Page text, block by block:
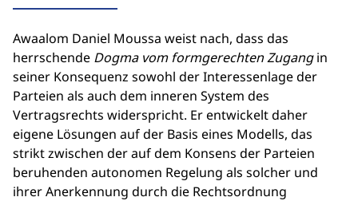
Awaalom Daniel Moussa weist nach, dass das
herrschende Dogma vom formgerechten Zugangin
seiner Konsequenz sowohl der Interessenlage der
Parteien als auch dem inneren System des
Vertragsrechts widerspricht. Er entwickelt daher
eigene Lösungen auf der Basis eines Modells, das
strikt zwischen der auf dem Konsens der Parteien
beruhenden autonomen Regelung als solcher und
ihrer Anerkennung durch die Rechtsordnung